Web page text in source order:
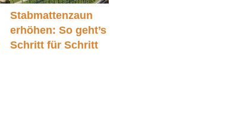
Stabmattenzaun
erhöhen: So geht’s
Schritt für Schritt